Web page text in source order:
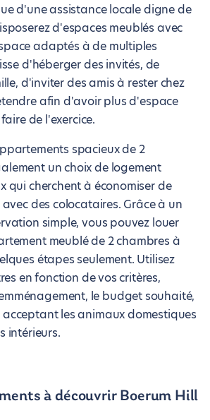
d'une assistance locale digne de
d'espaces meublés avec
adaptés à de multiples
d'héberger des invités, de
d'inviter des amis à rester chez
afin d'avoir plus d'espace
de l'exercice.
spacieux de 2
un choix de logement
qui cherchent à économiser de
des colocataires. Grâce à un
simple, vous pouvez louer
meublé de 2 chambres à
étapes seulement. Utilisez
en fonction de vos critères,
le budget souhaité,
les animaux domestiques
intérieurs.
à découvrir Boerum Hill